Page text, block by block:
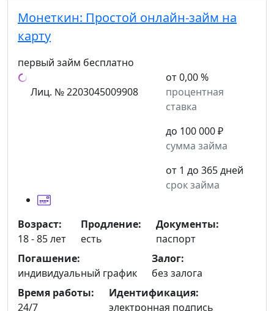
Монеткин: Простой онлайн-займ на
карту
первый займ бесплатно
Лиц. № 2203045009908
от 0,00 %
процентная
ставка
до 100 000 ₽
сумма займа
от 1 до 365 дней
срок займа
Возраст:
18 - 85 лет
Продление:
есть
Документы:
паспорт
Погашение:
индивидуальный график
Залог:
без залога
Время работы:
24/7
Идентификация:
электронная подпись